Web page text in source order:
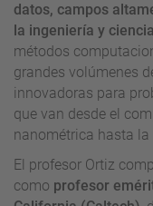
datos, campos
la ingeniería y
métodos
grandes volúmenes
innovadoras para
que van desde el
nanométrica hasta
El profesor Ortiz
como profesor